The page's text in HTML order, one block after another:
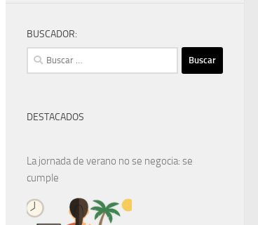
BUSCADOR:
Buscar:
DESTACADOS
La jornada de verano no se negocia: se
cumple